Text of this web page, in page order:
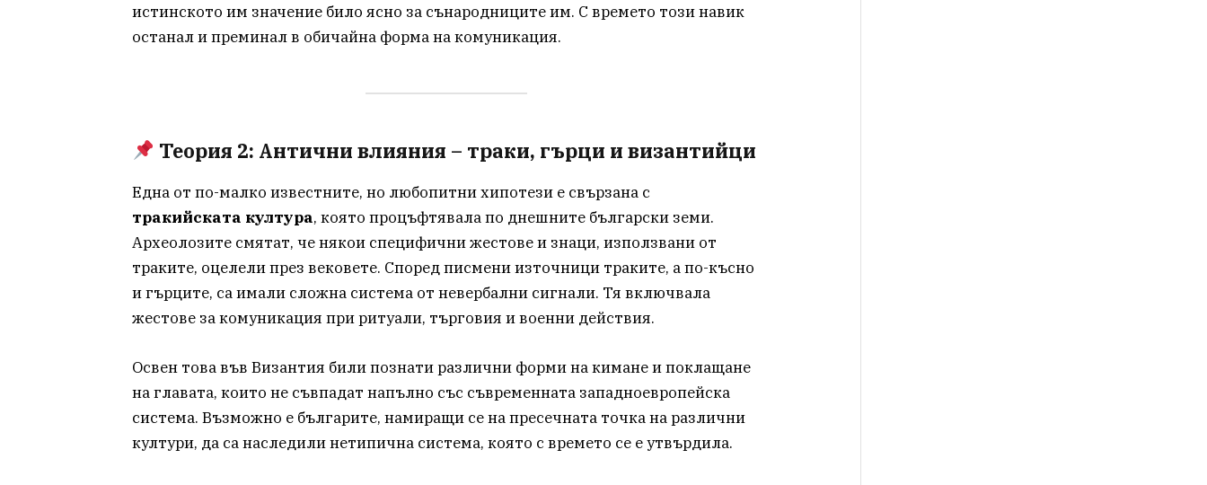
истинското им значение било ясно за сънародниците им. С времето този навик
останал и преминал в обичайна форма на комуникация.
Теория 2: Антични влияния – траки, гърци и византийци
Една от по-малко известните, но любопитни хипотези е свързана с
тракийската култура, която процъфтявала по днешните български земи.
Археолозите смятат, че някои специфични жестове и знаци, използвани от
траките, оцелели през вековете. Според писмени източници траките, а по-късно
и гърците, са имали сложна система от невербални сигнали. Тя включвала
жестове за комуникация при ритуали, търговия и военни действия.
Освен това във Византия били познати различни форми на кимане и поклащане
на главата, които не съвпадат напълно със съвременната западноевропейска
система. Възможно е българите, намиращи се на пресечната точка на различни
култури, да са наследили нетипична система, която с времето се е утвърдила.